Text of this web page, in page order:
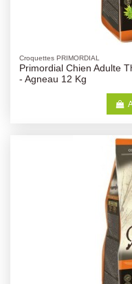
Croquettes PRIMORDIAL
Primordial Chien Adulte
- Agneau 12 Kg